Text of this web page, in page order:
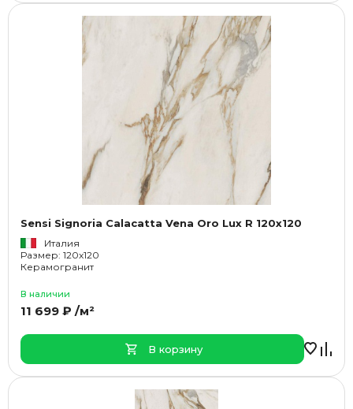
Sensi Signoria Calacatta Vena Oro Lux R 120x120
Италия
Размер: 120x120
Керамогранит
В наличии
11 699 ₽ /м²
В корзину